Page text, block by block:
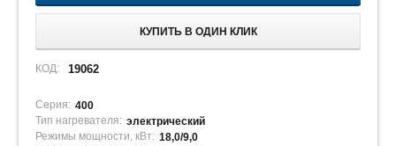
КУПИТЬ В ОДИН КЛИК
КОД: 19062
Серия: 400
Тип нагревателя: электрический
Режимы мощности, кВт: 18,0/9,0